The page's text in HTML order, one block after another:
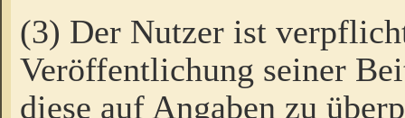
(3) Der Nutzer ist
Veröffentlichung seiner
diese auf Angaben zu